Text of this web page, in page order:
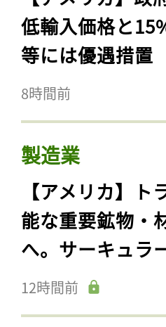
低輸入価格と
等には優遇措置
8時間前
製造業
【アメリカ】
能な重要鉱物・
へ。サーキュラ
12時間前